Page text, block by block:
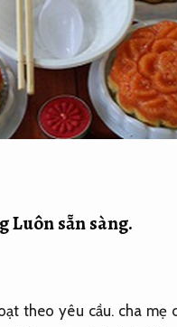
Luôn sẵn sàng.
theo yêu cầu. cha mẹ